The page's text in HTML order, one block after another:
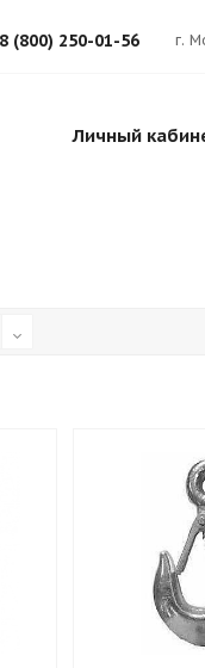
г.
8 (800) 250-01-56
Личный